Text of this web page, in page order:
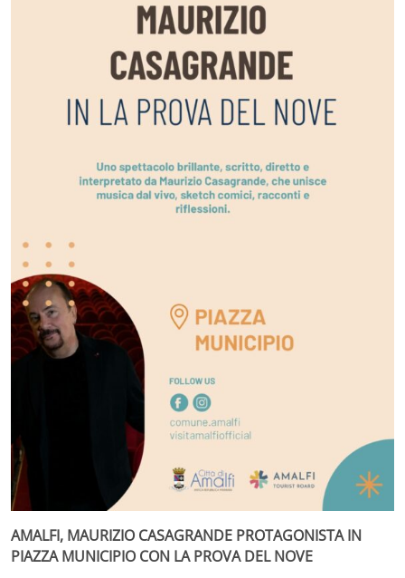
AMALFI, MAURIZIO CASAGRANDE PROTAGONISTA IN
PIAZZA MUNICIPIO CON LA PROVA DEL NOVE